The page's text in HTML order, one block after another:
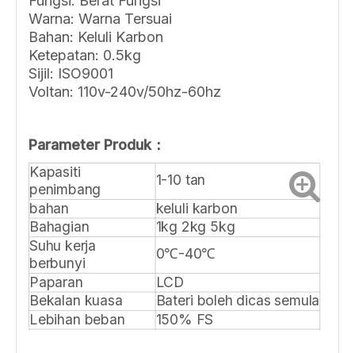
Warna: Warna Tersuai
Bahan: Keluli Karbon
Ketepatan: 0.5kg
Sijil: ISO9001
Voltan: 110v-240v/50hz-60hz
Parameter Produk：
Kapasiti
penimbang
1-10 tan
bahan
keluli karbon
Bahagian
1kg 2kg 5kg
Suhu kerja
berbunyi
0℃-40℃
Paparan
LCD
Bekalan kuasa
Bateri boleh dicas semula
Lebihan beban
150% FS